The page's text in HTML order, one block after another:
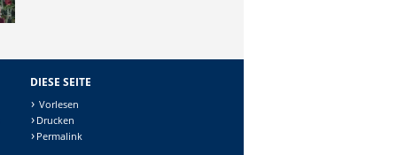
DIESE SEITE
Vorlesen
Drucken
Permalink